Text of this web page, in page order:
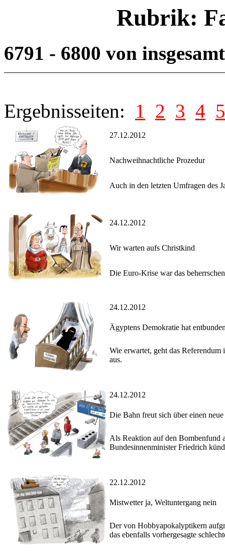
Rubrik:
6791 - 6800 von
Ergebnisseiten: 1 2 3 4 5
27.12.2012
Nachweihnachtliche Prozedur
Auch in den letzten Umfragen des
24.12.2012
Wir warten aufs Christkind
Die Euro-Krise war das
24.12.2012
Ägyptens Demokratie hat
Wie erwartet, geht das
aus.
24.12.2012
Die Bahn freut sich über einen
Als Reaktion auf den Bombenfund
Bundesinnenminister Friedrich
22.12.2012
Mistwetter ja, Weltuntergang nein
Der von Hobbyapokalyptikern
das ebenfalls vorhergesagte